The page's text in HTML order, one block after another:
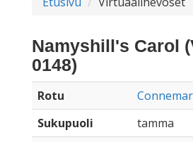
Namyshill's Carol
0148)
Rotu
Sukupuoli
tamma